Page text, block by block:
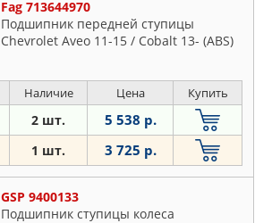
Fag 713644970
Подшипник передней ступицы
Chevrolet Aveo 11-15 / Cobalt 13- (ABS)
Наличие Цена Купить
2 шт. 5 538 р.
1 шт. 3 725 р.
GSP 9400133
Подшипник ступицы колеса